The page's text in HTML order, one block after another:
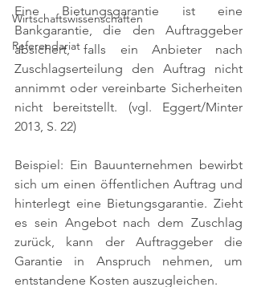
Wirtschaftswissenschaften
Referendariat
Eine Bietungsgarantie ist eine
Bankgarantie, die den Auftraggeber
absichert, falls ein Anbieter nach
Zuschlagserteilung den Auftrag nicht
annimmt oder vereinbarte Sicherheiten
nicht bereitstellt. (vgl. Eggert/Minter
2013, S. 22)
Beispiel: Ein Bauunternehmen bewirbt
sich um einen öffentlichen Auftrag und
hinterlegt eine Bietungsgarantie. Zieht
es sein Angebot nach dem Zuschlag
zurück, kann der Auftraggeber die
Garantie in Anspruch nehmen, um
entstandene Kosten auszugleichen.